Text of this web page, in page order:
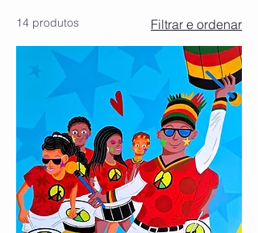
14 produtos Filtrar e ordenar